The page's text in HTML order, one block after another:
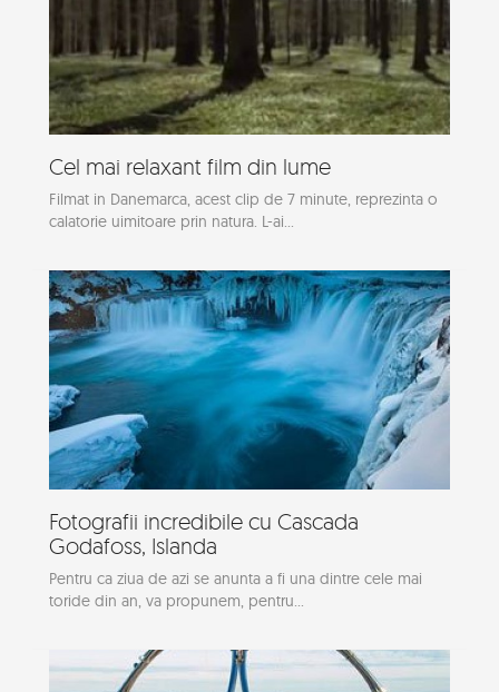
Cel mai relaxant film din lume
Filmat in Danemarca, acest clip de 7 minute, reprezinta o
calatorie uimitoare prin natura. L-ai...
Fotografii incredibile cu Cascada
Godafoss, Islanda
Pentru ca ziua de azi se anunta a fi una dintre cele mai
toride din an, va propunem, pentru...